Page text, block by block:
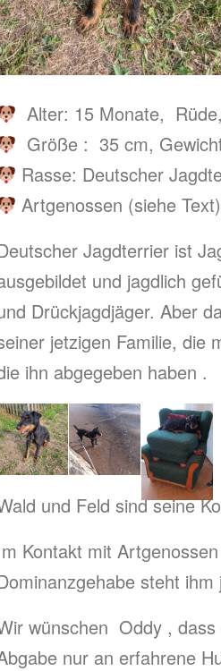
Alter: 15 Monate,
Größe : 35 cm,
Rasse: Deutscher
Artgenossen (siehe
Jagdterrier ist
und jagdlich
Drückjagdjäger. Aber
jetzigen Familie, die
ihn abgegeben haben .
und Feld sind seine
Kontakt mit
steht
wünschen Oddy ,
nur an erfahrene